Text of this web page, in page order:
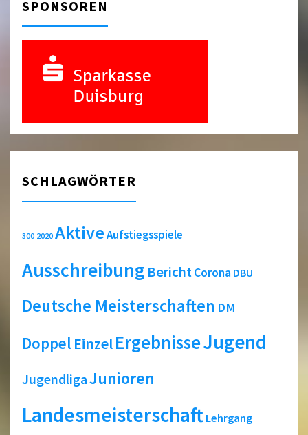
SPONSOREN
SCHLAGWÖRTER
300 2020 AktiveAufstiegsspiele
Ausschreibung BerichtCorona DBU
Deutsche Meisterschaften DM
Doppel EinzelErgebnisseJugend
JugendligaJunioren
Landesmeisterschaft Lehrgang